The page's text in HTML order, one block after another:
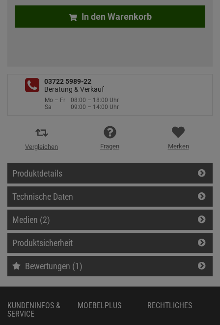
In den Warenkorb
03722 5989-22
Beratung & Verkauf
Mo – Fr
08:00 – 18:00 Uhr
Sa
09:00 – 14:00 Uhr
Vergleichen Fragen Merken
Produktdetails
Technische Daten
Medien (2)
Produktsicherheit
Bewertungen (1)
KUNDENINFOS &
SERVICE
MOEBELPLUS RECHTLICHES